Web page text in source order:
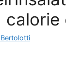
calorie